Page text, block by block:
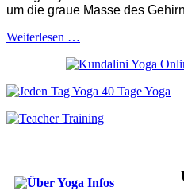
um die graue Masse des
Weiterlesen …